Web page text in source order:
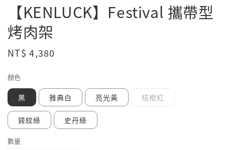
【KENLUCK】Festival 攜帶型
烤肉架
Regular
NT$ 4,380
顏色
黑 雅典白 亮光黃 桔橙紅
錘紋綠 史丹綠
數量